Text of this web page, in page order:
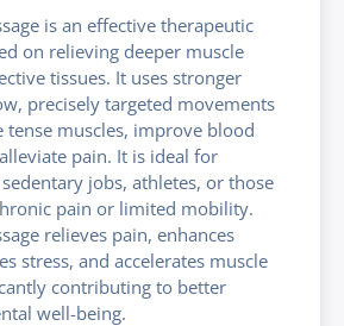
is an effective therapeutic
on relieving deeper muscle
tissues. It uses stronger
precisely targeted movements
tense muscles, improve blood
pain. It is ideal for
jobs, athletes, or those
pain or limited mobility.
relieves pain, enhances
stress, and accelerates muscle
contributing to better
well-being.